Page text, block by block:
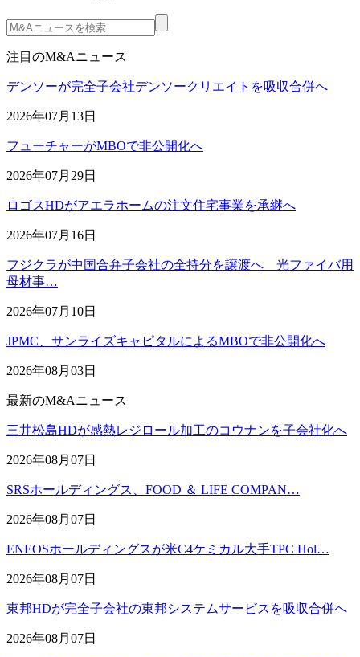
注目のM&Aニュース
デンソーが完全子会社デンソークリエイトを吸収合併へ
2026年07月13日
フューチャーがMBOで非公開化へ
2026年07月29日
ロゴスHDがアエラホームの注文住宅事業を承継へ
2026年07月16日
フジクラが中国合弁子会社の全持分を譲渡へ 光ファイバ用
母材事…
2026年07月10日
JPMC、サンライズキャピタルによるMBOで非公開化へ
2026年08月03日
最新のM&Aニュース
三井松島HDが感熱レジロール加工のコウナンを子会社化へ
2026年08月07日
SRSホールディングス、FOOD ＆ LIFE COMPAN…
2026年08月07日
ENEOSホールディングスが米C4ケミカル大手TPC Hol…
2026年08月07日
東邦HDが完全子会社の東邦システムサービスを吸収合併へ
2026年08月07日